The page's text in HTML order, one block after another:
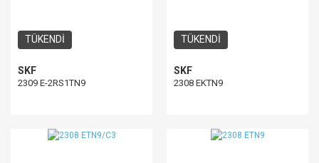
TÜKENDİ
SKF
2309 E-2RS1TN9
TÜKENDİ
SKF
2308 EKTN9